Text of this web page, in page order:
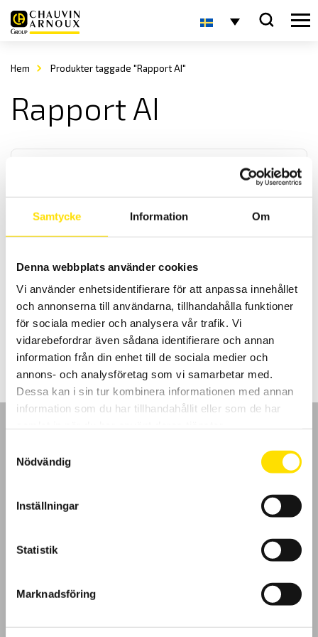
Samtycke Information Om
Denna webbplats använder cookies
Vi använder enhetsidentifierare för att anpassa innehållet
och annonserna till användarna, tillhandahålla funktioner
för sociala medier och analysera vår trafik. Vi
vidarebefordrar även sådana identifierare och annan
information från din enhet till de sociala medier och
annons- och analysföretag som vi samarbetar med.
Dessa kan i sin tur kombinera informationen med annan
information som du har tillhandahållit eller som de har
Nödvändig
Inställningar
Statistik
Marknadsföring
Hem Produkter taggade "Rapport AI"
Rapport AI
articifiell intelligens. CAmReport AI är en produkt utvecklad från den
fria mjukvaran CamReport till vår värmekamera CA1954.
LÄS MER
Kundundersökning